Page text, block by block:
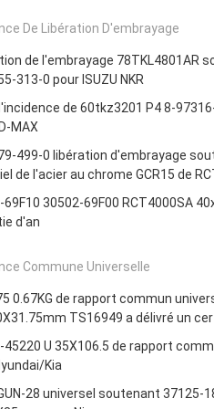
De Libération D'embrayage
de l'embrayage 78TKL4801AR
313-0 pour ISUZU NKR
de 60tkz3201 P4 8-
MAX
499-0 libération d'embrayage
de l'acier au chrome GCR15 de
30502-69F00 RCT4000SA
d'an
Commune Universelle
0.67KG de rapport commun
TS16949 a délivré un
45220 U 35X106.5 de rapport
Kia
28 universel soutenant 37125-